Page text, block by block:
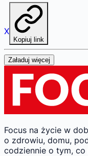
X
Kopiuj link
Załaduj więcej
Focus na życie w
o zdrowiu, domu,
codziennie o tym, co